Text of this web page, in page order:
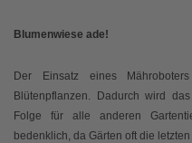
Blumenwiese ade!
Der Einsatz eines
Blütenpflanzen. Dadurch wird
Folge für alle anderen
bedenklich, da Gärten oft die